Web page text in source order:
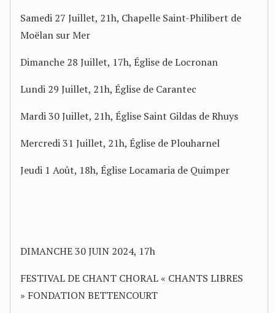
Samedi 27 Juillet, 21h, Chapelle Saint-Philibert de
Moëlan sur Mer
Dimanche 28 Juillet, 17h, Église de Locronan
Lundi 29 Juillet, 21h, Église de Carantec
Mardi 30 Juillet, 21h, Église Saint Gildas de Rhuys
Mercredi 31 Juillet, 21h, Église de Plouharnel
Jeudi 1 Août, 18h, Église Locamaria de Quimper
DIMANCHE 30 JUIN 2024, 17h
FESTIVAL DE CHANT CHORAL « CHANTS LIBRES
» FONDATION BETTENCOURT